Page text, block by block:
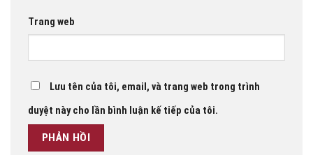
Trang web
Lưu tên của tôi, email, và trang web trong trình
duyệt này cho lần bình luận kế tiếp của tôi.